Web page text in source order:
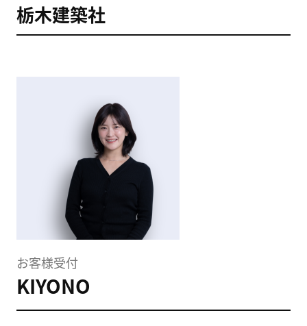
栃木建築社
KIYONO
お客様受付